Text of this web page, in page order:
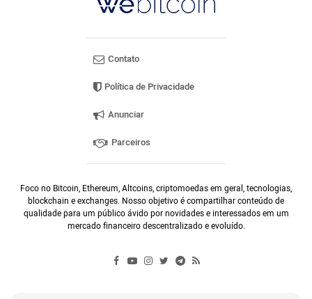
Contato
Política de Privacidade
Anunciar
Parceiros
Foco no Bitcoin, Ethereum, Altcoins, criptomoedas em geral, tecnologias,
blockchain e exchanges. Nosso objetivo é compartilhar conteúdo de
qualidade para um público ávido por novidades e interessados em um
mercado financeiro descentralizado e evoluído.